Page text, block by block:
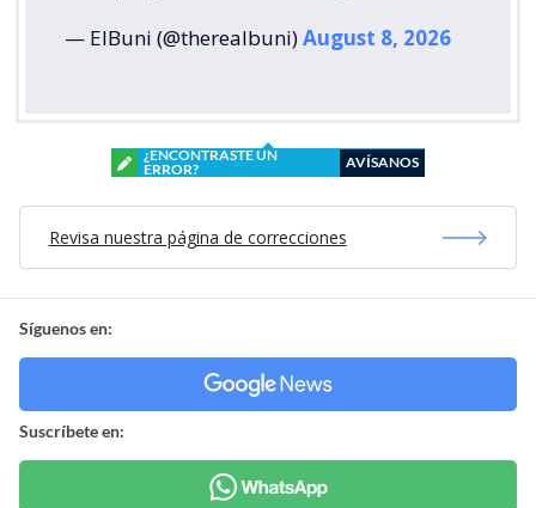
— ElBuni (@therealbuni)August 8, 2026
¿ENCONTRASTE UN
ERROR?
AVÍSANOS
Revisa nuestra página de correcciones
Síguenos en:
Suscríbete en: